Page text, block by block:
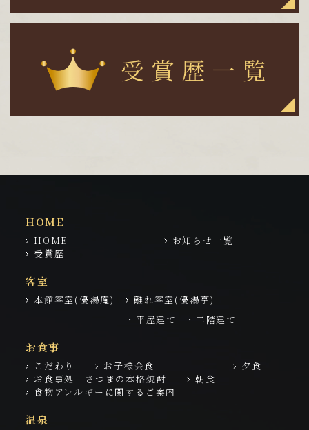
HOME
HOME
お知らせ一覧
受賞歴
客室
本館客室(優湯庵)
離れ客室(優湯亭)
・平屋建て
・二階建て
お食事
こだわり お子様会食
夕食
お食事処 さつまの本格焼酎
朝食
食物アレルギーに関するご案内
温泉